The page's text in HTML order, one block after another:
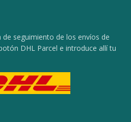
seguimiento de los envíos de
DHL Parcel e introduce allí tu